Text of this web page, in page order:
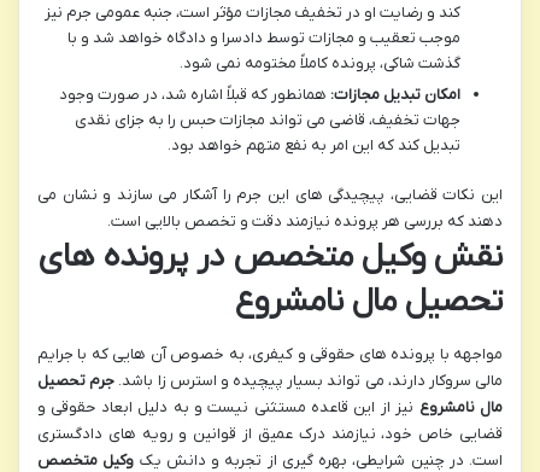
کند و رضایت او در تخفیف مجازات مؤثر است، جنبه عمومی جرم نیز
موجب تعقیب و مجازات توسط دادسرا و دادگاه خواهد شد و با
گذشت شاکی، پرونده کاملاً مختومه نمی شود.
امکان تبدیل مجازات: همانطور که قبلاً اشاره شد، در صورت وجود
جهات تخفیف، قاضی می تواند مجازات حبس را به جزای نقدی
تبدیل کند که این امر به نفع متهم خواهد بود.
این نکات قضایی، پیچیدگی های این جرم را آشکار می سازند و نشان می
دهند که بررسی هر پرونده نیازمند دقت و تخصص بالایی است.
نقش وکیل متخصص در پرونده های
تحصیل مال نامشروع
مواجهه با پرونده های حقوقی و کیفری، به خصوص آن هایی که با جرایم
مالی سروکار دارند، می تواند بسیار پیچیده و استرس زا باشد. جرم تحصیل
مال نامشروع نیز از این قاعده مستثنی نیست و به دلیل ابعاد حقوقی و
قضایی خاص خود، نیازمند درک عمیق از قوانین و رویه های دادگستری
است. در چنین شرایطی، بهره گیری از تجربه و دانش یک وکیل متخصص